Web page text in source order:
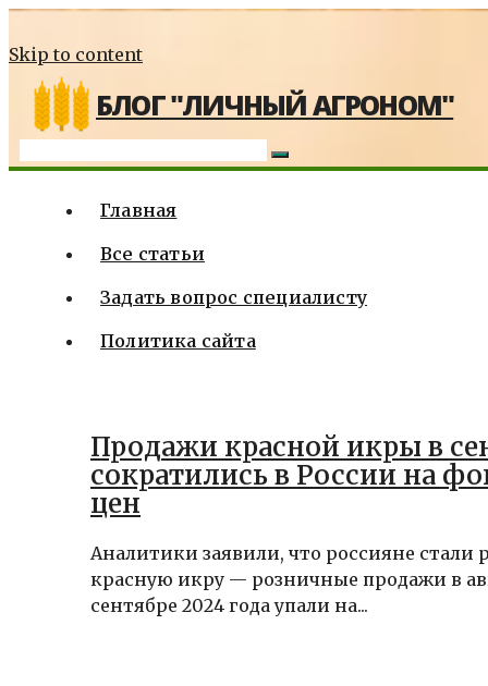
Skip to content
БЛОГ "ЛИЧНЫЙ АГРОНОМ"
Главная
Все статьи
Задать вопрос специалисту
Политика сайта
Продажи красной икры в
сократились в России на
цен
Аналитики заявили, что россияне стали
красную икру — розничные продажи в
сентябре 2024 года упали на...